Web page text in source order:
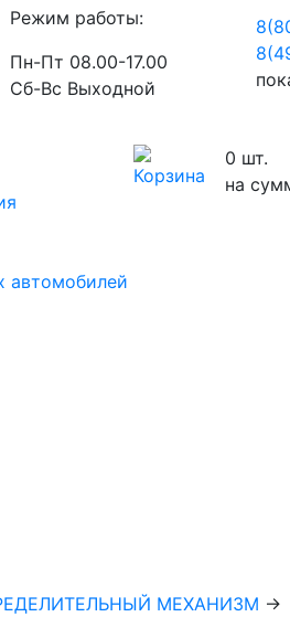
Режим работы:
Пн-Пт 08.00-17.00
Сб-Вс Выходной
0 шт.
на
автомобилей
МЕХАНИЗМ →